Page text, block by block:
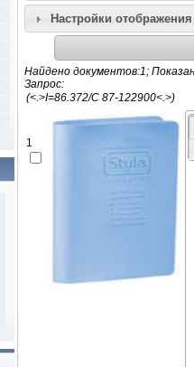
Настройки отображения
Найдено документов:1;
Запрос:
1